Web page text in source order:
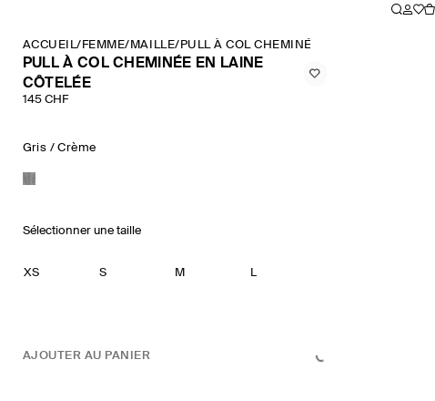
ACCUEIL/ FEMME/ MAILLE/ PULL À COL CHEMINÉE EN LAINE
PULL À COL CHEMINÉE EN LAINE
CÔTELÉE
145 CHF
Gris / Crème
Sélectionner une taille
XS S M L
AJOUTER AU PANIER